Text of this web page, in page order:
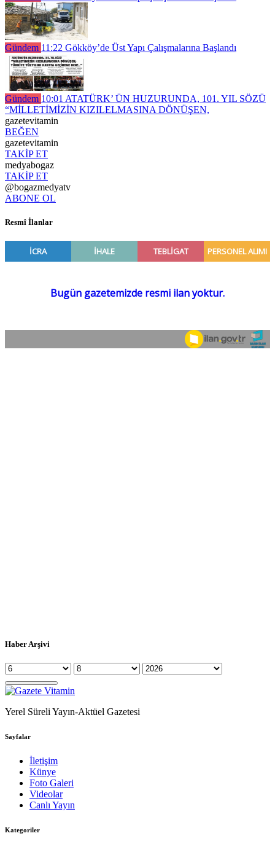
Gündem 11:22 Gökköy’de Üst Yapı Çalışmalarına Başlandı
Gündem 10:01 ATATÜRK’ ÜN HUZURUNDA, 101. YIL SÖZÜ
“MİLLETİMİZİN KIZILELMASINA DÖNÜŞEN,
gazetevitamin
BEĞEN
gazetevitamin
TAKİP ET
medyabogaz
TAKİP ET
@bogazmedyatv
ABONE OL
Resmî İlanlar
Haber Arşivi
Yerel Süreli Yayın-Aktüel Gazetesi
Sayfalar
İletişim
Künye
Foto Galeri
Videolar
Canlı Yayın
Kategoriler